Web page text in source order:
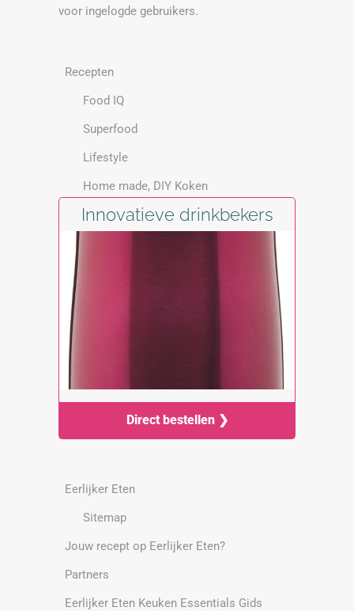
voor ingelogde gebruikers.
Recepten
Food IQ
Superfood
Lifestyle
Home made, DIY Koken
Innovatieve drinkbekers
Direct bestellen ❯
Eerlijker Eten
Sitemap
Jouw recept op Eerlijker Eten?
Partners
Eerlijker Eten Keuken Essentials Gids